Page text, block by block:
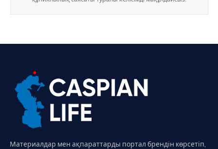
Материалдар мен ақпараттарды портал брендін көрсетіп,